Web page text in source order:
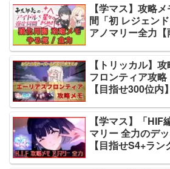
【学マス】攻略
間「初 レジェン
アノマリー全力【
【トリッカル】
フロンティア攻
【目指せ300位内】
【学マス】「HIF
マリー 全力のデ
【目指せS4+ラン